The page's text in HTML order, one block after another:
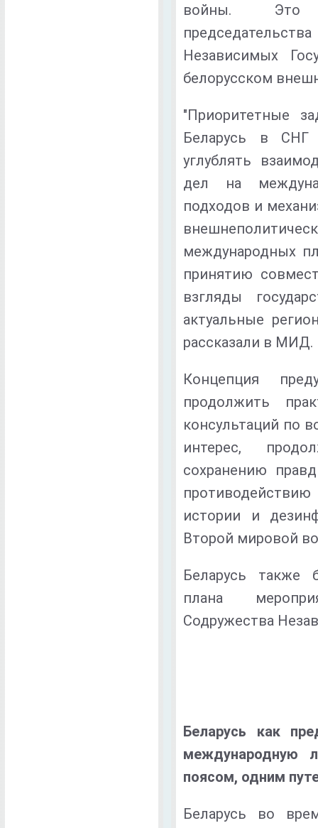
войны. Это
Независимых
белорусском
"Приоритетные
Беларусь в СНГ
углублять
дел на
подходов и
международных
принятию
взгляды
актуальные
рассказали в МИД.
Концепция
продолжить
консультаций по
интерес,
сохранению
истории и
Второй мировой
Беларусь также
плана
Содружества
Беларусь как
международную
поясом, одним
Беларусь во